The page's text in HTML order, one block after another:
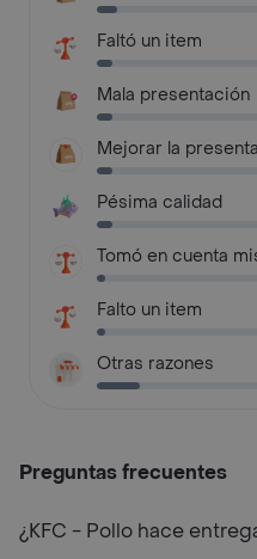
Faltó un item
Mala presentación
Mejorar la
Pésima calidad
Tomó en cuenta
Falto un item
Otras razones
Preguntas frecuentes
¿KFC - Pollo hace